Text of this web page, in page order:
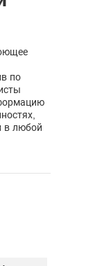
по
в любой